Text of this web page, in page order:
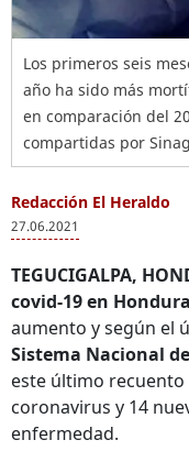
Los primeros seis
año ha sido más
en comparación del
compartidas por
Redacción El Heraldo
27.06.2021
TEGUCIGALPA,
covid-19 en
aumento y según el
Sistema Nacional
este último recuento
coronavirus y 14
enfermedad.